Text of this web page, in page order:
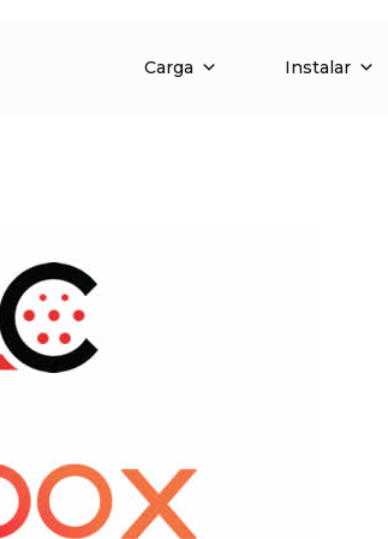
Carga Instalar